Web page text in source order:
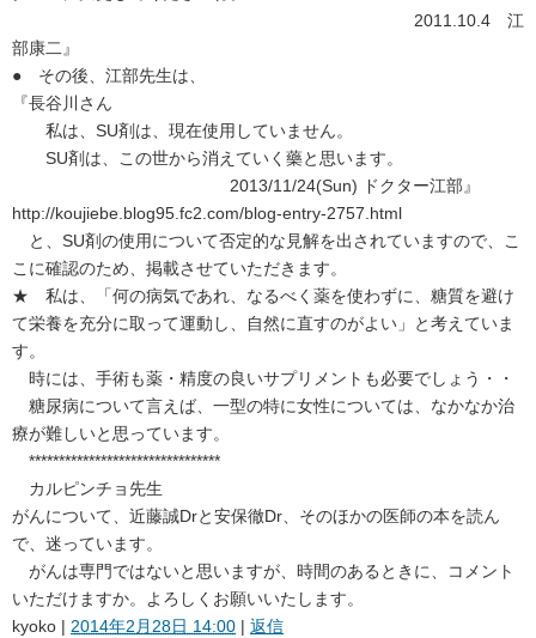
2011.10.4 江
部康二』
● その後、江部先生は、
『長谷川さん
私は、SU剤は、現在使用していません。
SU剤は、この世から消えていく藥と思います。
2013/11/24(Sun) ドクター江部』
http://koujiebe.blog95.fc2.com/blog-entry-2757.html
と、SU剤の使用について否定的な見解を出されていますので、こ
こに確認のため、掲載させていただきます。
★ 私は、「何の病気であれ、なるべく薬を使わずに、糖質を避け
て栄養を充分に取って運動し、自然に直すのがよい」と考えていま
す。
時には、手術も薬・精度の良いサプリメントも必要でしょう・・
糖尿病について言えば、一型の特に女性については、なかなか治
療が難しいと思っています。
********************************
カルピンチョ先生
がんについて、近藤誠Drと安保徹Dr、そのほかの医師の本を読ん
で、迷っています。
がんは専門ではないと思いますが、時間のあるときに、コメント
いただけますか。よろしくお願いいたします。
kyoko | 2014年2月28日 14:00 | 返信